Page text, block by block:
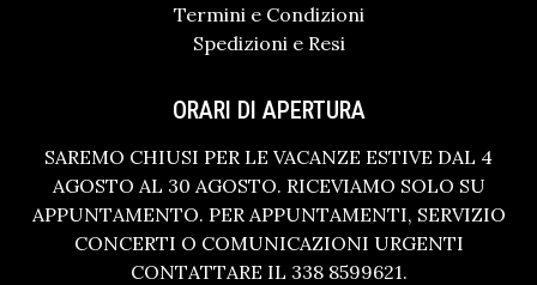
Termini e Condizioni
Spedizioni e Resi
ORARI DI APERTURA
SAREMO CHIUSI PER LE VACANZE ESTIVE DAL 4
AGOSTO AL 30 AGOSTO. RICEVIAMO SOLO SU
APPUNTAMENTO. PER APPUNTAMENTI, SERVIZIO
CONCERTI O COMUNICAZIONI URGENTI
CONTATTARE IL 338 8599621.